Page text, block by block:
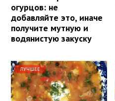
огурцов: не
добавляйте это, иначе
получите мутную и
водянистую закуску
ЛУЧШЕЕ